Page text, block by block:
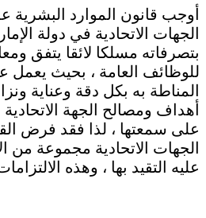
أوجب قانون الموارد
الجهات الاتحادية في دولة
بتصرفاته مسلكا لائقا يتفق
للوظائف العامة ، بحيث يعمل
المناطة به بكل دقة وعناية
أهداف ومصالح الجهة
على سمعتها ، لذا فقد فرض
الجهات الاتحادية مجموعة من
عليه التقيد بها ، وهذه